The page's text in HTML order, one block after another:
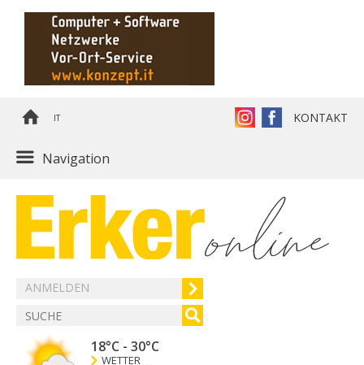
IT KONTAKT
Navigation
ANMELDEN
18°C - 30°C
WETTER